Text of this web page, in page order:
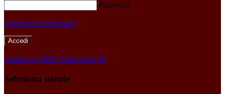
Password
Password dimenticata?
-
Entra con SPID Entra con CIE
Seleziona utente